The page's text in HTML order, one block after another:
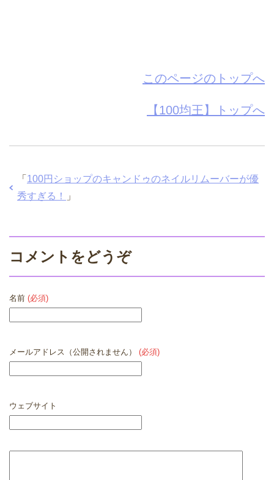
このページのトップへ
【100均王】トップへ
「 100円ショップのキャンドゥのネイルリムーバーが優
秀すぎる！
」
コメントをどうぞ
名前 (必須)
メールアドレス（公開されません） (必須)
ウェブサイト